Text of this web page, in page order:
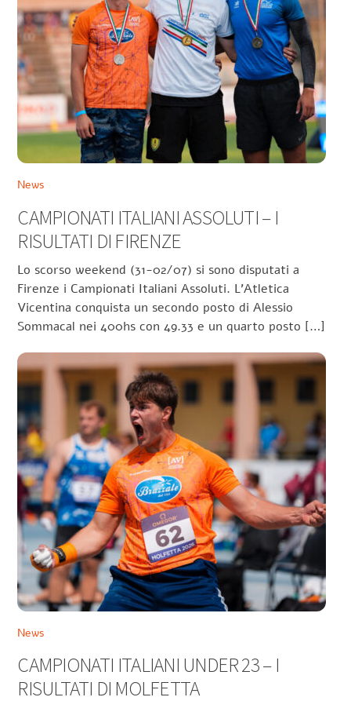
News
CAMPIONATI ITALIANI ASSOLUTI – I
RISULTATI DI FIRENZE
Lo scorso weekend (31-02/07) si sono disputati a
Firenze i Campionati Italiani Assoluti. L’Atletica
Vicentina conquista un secondo posto di Alessio
Sommacal nei 400hs con 49.33 e un quarto posto […]
News
CAMPIONATI ITALIANI UNDER 23 – I
RISULTATI DI MOLFETTA